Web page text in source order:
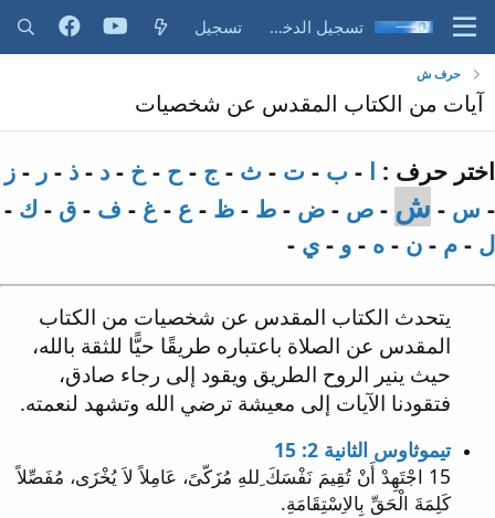
تسجيل الدخول تسجيل
حرف ش
آيات من الكتاب المقدس عن شخصيات
اختر حرف : ا - ب - ت - ث - ج - ح - خ - د - ذ - ر - ز
- س - ش - ص - ض - ط - ظ - ع - غ - ف - ق - ك -
ل - م - ن - ه - و - ي -
يتحدث الكتاب المقدس عن شخصيات من الكتاب
المقدس عن الصلاة باعتباره طريقًا حيًّا للثقة بالله،
حيث ينير الروح الطريق ويقود إلى رجاء صادق،
فتقودنا الآيات إلى معيشة ترضي الله وتشهد لنعمته.
تيموثاوس الثانية 2: 15
15 اجْتَهِدْ أَنْ تُقِيمَ نَفْسَكَ ِللهِ مُزَكّىً، عَامِلاً لاَ يُخْزَى، مُفَصِّلاً
كَلِمَةَ الْحَقِّ بِالاِسْتِقَامَةِ.